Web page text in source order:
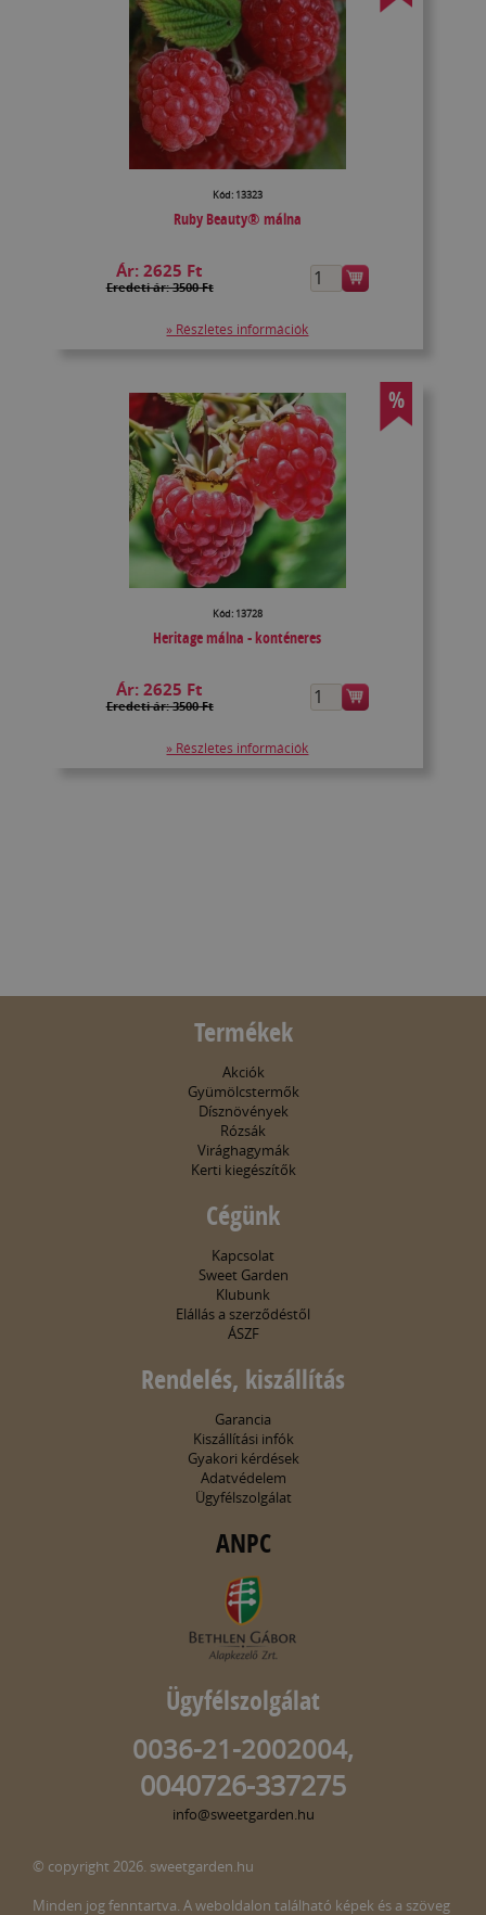
Kód: 13323
Ruby Beauty® málna
Ár:2625 Ft
Eredeti ár: 3500 Ft
» Részletes információk
%
Kód: 13728
Heritage málna - konténeres
Ár:2625 Ft
Eredeti ár: 3500 Ft
» Részletes információk
Termékek
Akciók
Gyümölcstermők
Dísznövények
Rózsák
Virághagymák
Kerti kiegészítők
Cégünk
Kapcsolat
Sweet Garden
Klubunk
Elállás a szerződéstől
ÁSZF
Rendelés, kiszállítás
Garancia
Kiszállítási infók
Gyakori kérdések
Adatvédelem
Ügyfélszolgálat
ANPC
Ügyfélszolgálat
0036-21-2002004,
0040726-337275
info@sweetgarden.hu
© copyright 2026. sweetgarden.hu
Minden jog fenntartva. A weboldalon található képek és a szöveg